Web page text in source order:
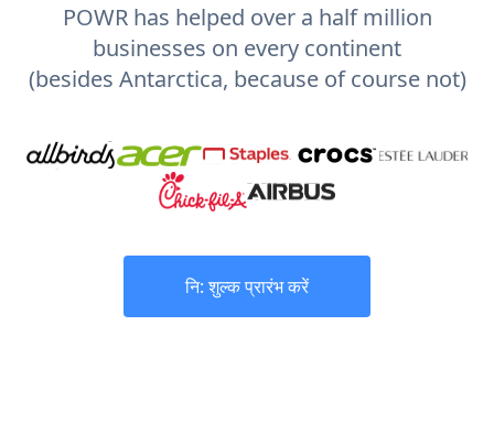
POWR has helped over a half million
businesses on every continent
(besides Antarctica, because of course not)
नि: शुल्क प्रारंभ करें